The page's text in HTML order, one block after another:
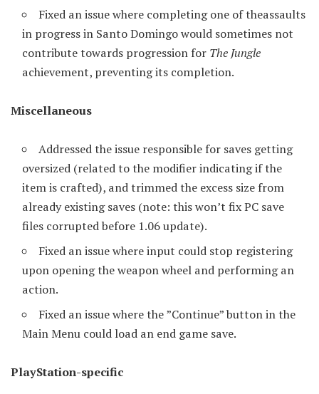
Fixed an issue where completing one of theassaults
in progress in Santo Domingo would sometimes not
contribute towards progression for The Jungle
achievement, preventing its completion.
Miscellaneous
Addressed the issue responsible for saves getting
oversized (related to the modifier indicating if the
item is crafted), and trimmed the excess size from
already existing saves (note: this won’t fix PC save
files corrupted before 1.06 update).
Fixed an issue where input could stop registering
upon opening the weapon wheel and performing an
action.
Fixed an issue where the ”Continue” button in the
Main Menu could load an end game save.
PlayStation-specific